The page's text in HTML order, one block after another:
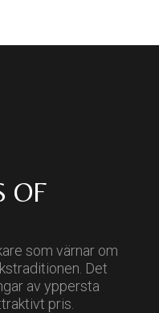
OF
som värnar om
Det
av yppersta
pris.